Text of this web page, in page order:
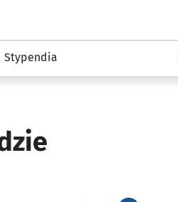
Stypendia